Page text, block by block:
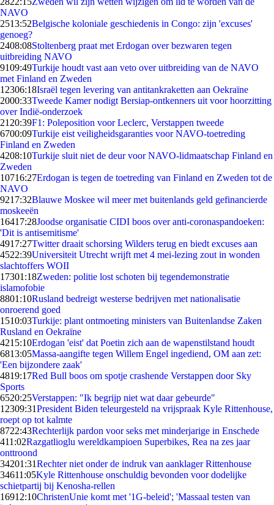
NAVO
2513:52Belgische koloniale geschiedenis in Congo: zijn 'excuses'
genoeg?
2408:08Stoltenberg praat met Erdogan over bezwaren tegen
uitbreiding NAVO
9109:49Turkije houdt vast aan veto over uitbreiding van de NAVO
met Finland en Zweden
12306:18Israël tegen levering van antitankraketten aan Oekraïne
2000:33Tweede Kamer nodigt Bersiap-ontkenners uit voor hoorzitting
over Indië-onderzoek
21 20:39F1: Poleposition voor Leclerc, Verstappen tweede
6700:09Turkije eist veiligheidsgaranties voor NAVO-toetreding
Finland en Zweden
4208:10Turkije sluit niet de deur voor NAVO-lidmaatschap Finland en
Zweden
10716:27Erdogan is tegen de toetreding van Finland en Zweden tot de
NAVO
9217:32Blauwe Moskee wil meer met buitenlands geld gefinancierde
moskeeën
16417:28Joodse organisatie CIDI boos over anti-coronaspandoeken:
'Dit is antisemitisme'
4917:27Twitter draait schorsing Wilders terug en biedt excuses aan
4522:39Universiteit Utrecht wrijft met 4 mei-lezing zout in wonden
slachtoffers WOII
17301:18Zweden: politie lost schoten bij tegendemonstratie
islamofobie
8801:10Rusland bedreigt westerse bedrijven met nationalisatie
onroerend goed
1510:03Turkije: plant ontmoeting ministers van Buitenlandse Zaken
Rusland en Oekraïne
4215:10Erdogan 'eist' dat Poetin zich aan de wapenstilstand houdt
6813:05Massa-aangifte tegen Willem Engel ingediend, OM aan zet:
'Een bijzondere zaak'
4819:17Red Bull boos om spotje crashende Verstappen door Sky
Sports
6520:25Verstappen: "Ik begrijp niet wat daar gebeurde"
12309:31President Biden teleurgesteld na vrijspraak Kyle Rittenhouse,
roept op tot kalmte
8722:43Rechterlijk pardon voor seks met minderjarige in Enschede
411:02Razgatlioglu wereldkampioen Superbikes, Rea na zes jaar
onttroond
34201:31Rechter niet onder de indruk van aanklager Rittenhouse
34611:05Kyle Rittenhouse onschuldig bevonden voor dodelijke
schietpartij bij Kenosha-rellen
16912:10ChristenUnie komt met '1G-beleid'; 'Massaal testen van